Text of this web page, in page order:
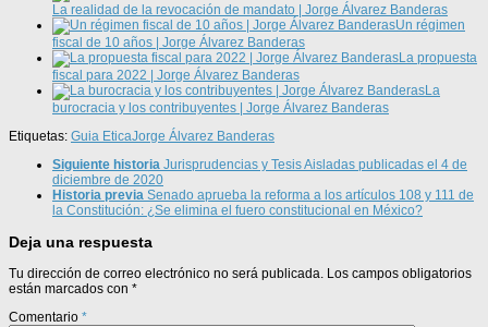
La realidad de la revocación de mandato | Jorge Álvarez Banderas
Un régimen
fiscal de 10 años | Jorge Álvarez Banderas
La propuesta
fiscal para 2022 | Jorge Álvarez Banderas
La
burocracia y los contribuyentes | Jorge Álvarez Banderas
Etiquetas: Guia EticaJorge Álvarez Banderas
Siguiente historia Jurisprudencias y Tesis Aisladas publicadas el 4 de
diciembre de 2020
Historia previa Senado aprueba la reforma a los artículos 108 y 111 de
la Constitución: ¿Se elimina el fuero constitucional en México?
Deja una respuesta
Tu dirección de correo electrónico no será publicada. Los campos obligatorios
están marcados con *
Comentario *